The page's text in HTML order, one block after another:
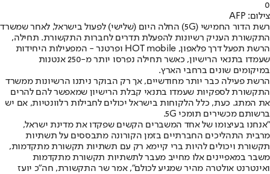
0
צילום: AFP
רשת הדור החמישי (5G) החלה היום (שלישי) לפעול בישראל, לאחר שמשרד
התקשורת העניק רשיונות להפעלת תדרים לחברות התקשורת. תחילה,
הרשת תפעל דרך פלאפון, HOT mobile ופרטנר - המפעילות היחידות
שעמדו בתנאי הרישיון, כאשר תחילה נפרסו יותר מ-250 אנטנות
במיקומים שונים ברחבי הארץ.
הרשת פעילה כבר יותר מחודשיים, אך רק הבוקר ניתנו הרשיונות ממשרד
התקשורת לספקיות שעמדו בתנאי קבלת הרישיון שמאפשר להם להרים
את המתג. כעת, כלל הלקוחות בישראל יכולים לחבילות רלוונטיות, אם יש
ברשותם מכשירים תומכי 5G.
״אנחנו בעיצומו של אחד המשברים הקשים שפקדו את מדינת ישראל,
מרבית התהליכים החברתיים בזמן הקורונה מתבססים על תשתיות
תקשורת ויכולים להיות ברי קיימא רק עם תשתיות תקשורת מתקדמות,
משבר במאפיינים אלו מחייב מעבר לתשתיות תקשורת מתקדמות
ואינטרנט אולטרה מהיר שמגיע לכולם", אמר שר התקשורת, חה״כ יועז